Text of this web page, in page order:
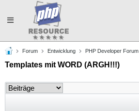
Toggle
navigation
Forum Entwicklung PHP Developer Forum
Templates mit WORD (ARGH!!!)